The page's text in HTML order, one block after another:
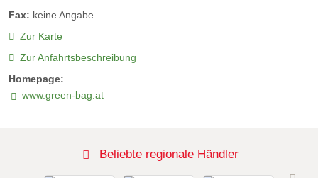
Fax: keine Angabe
Zur Karte
Zur Anfahrtsbeschreibung
Homepage:
www.green-bag.at
Beliebte regionale Händler